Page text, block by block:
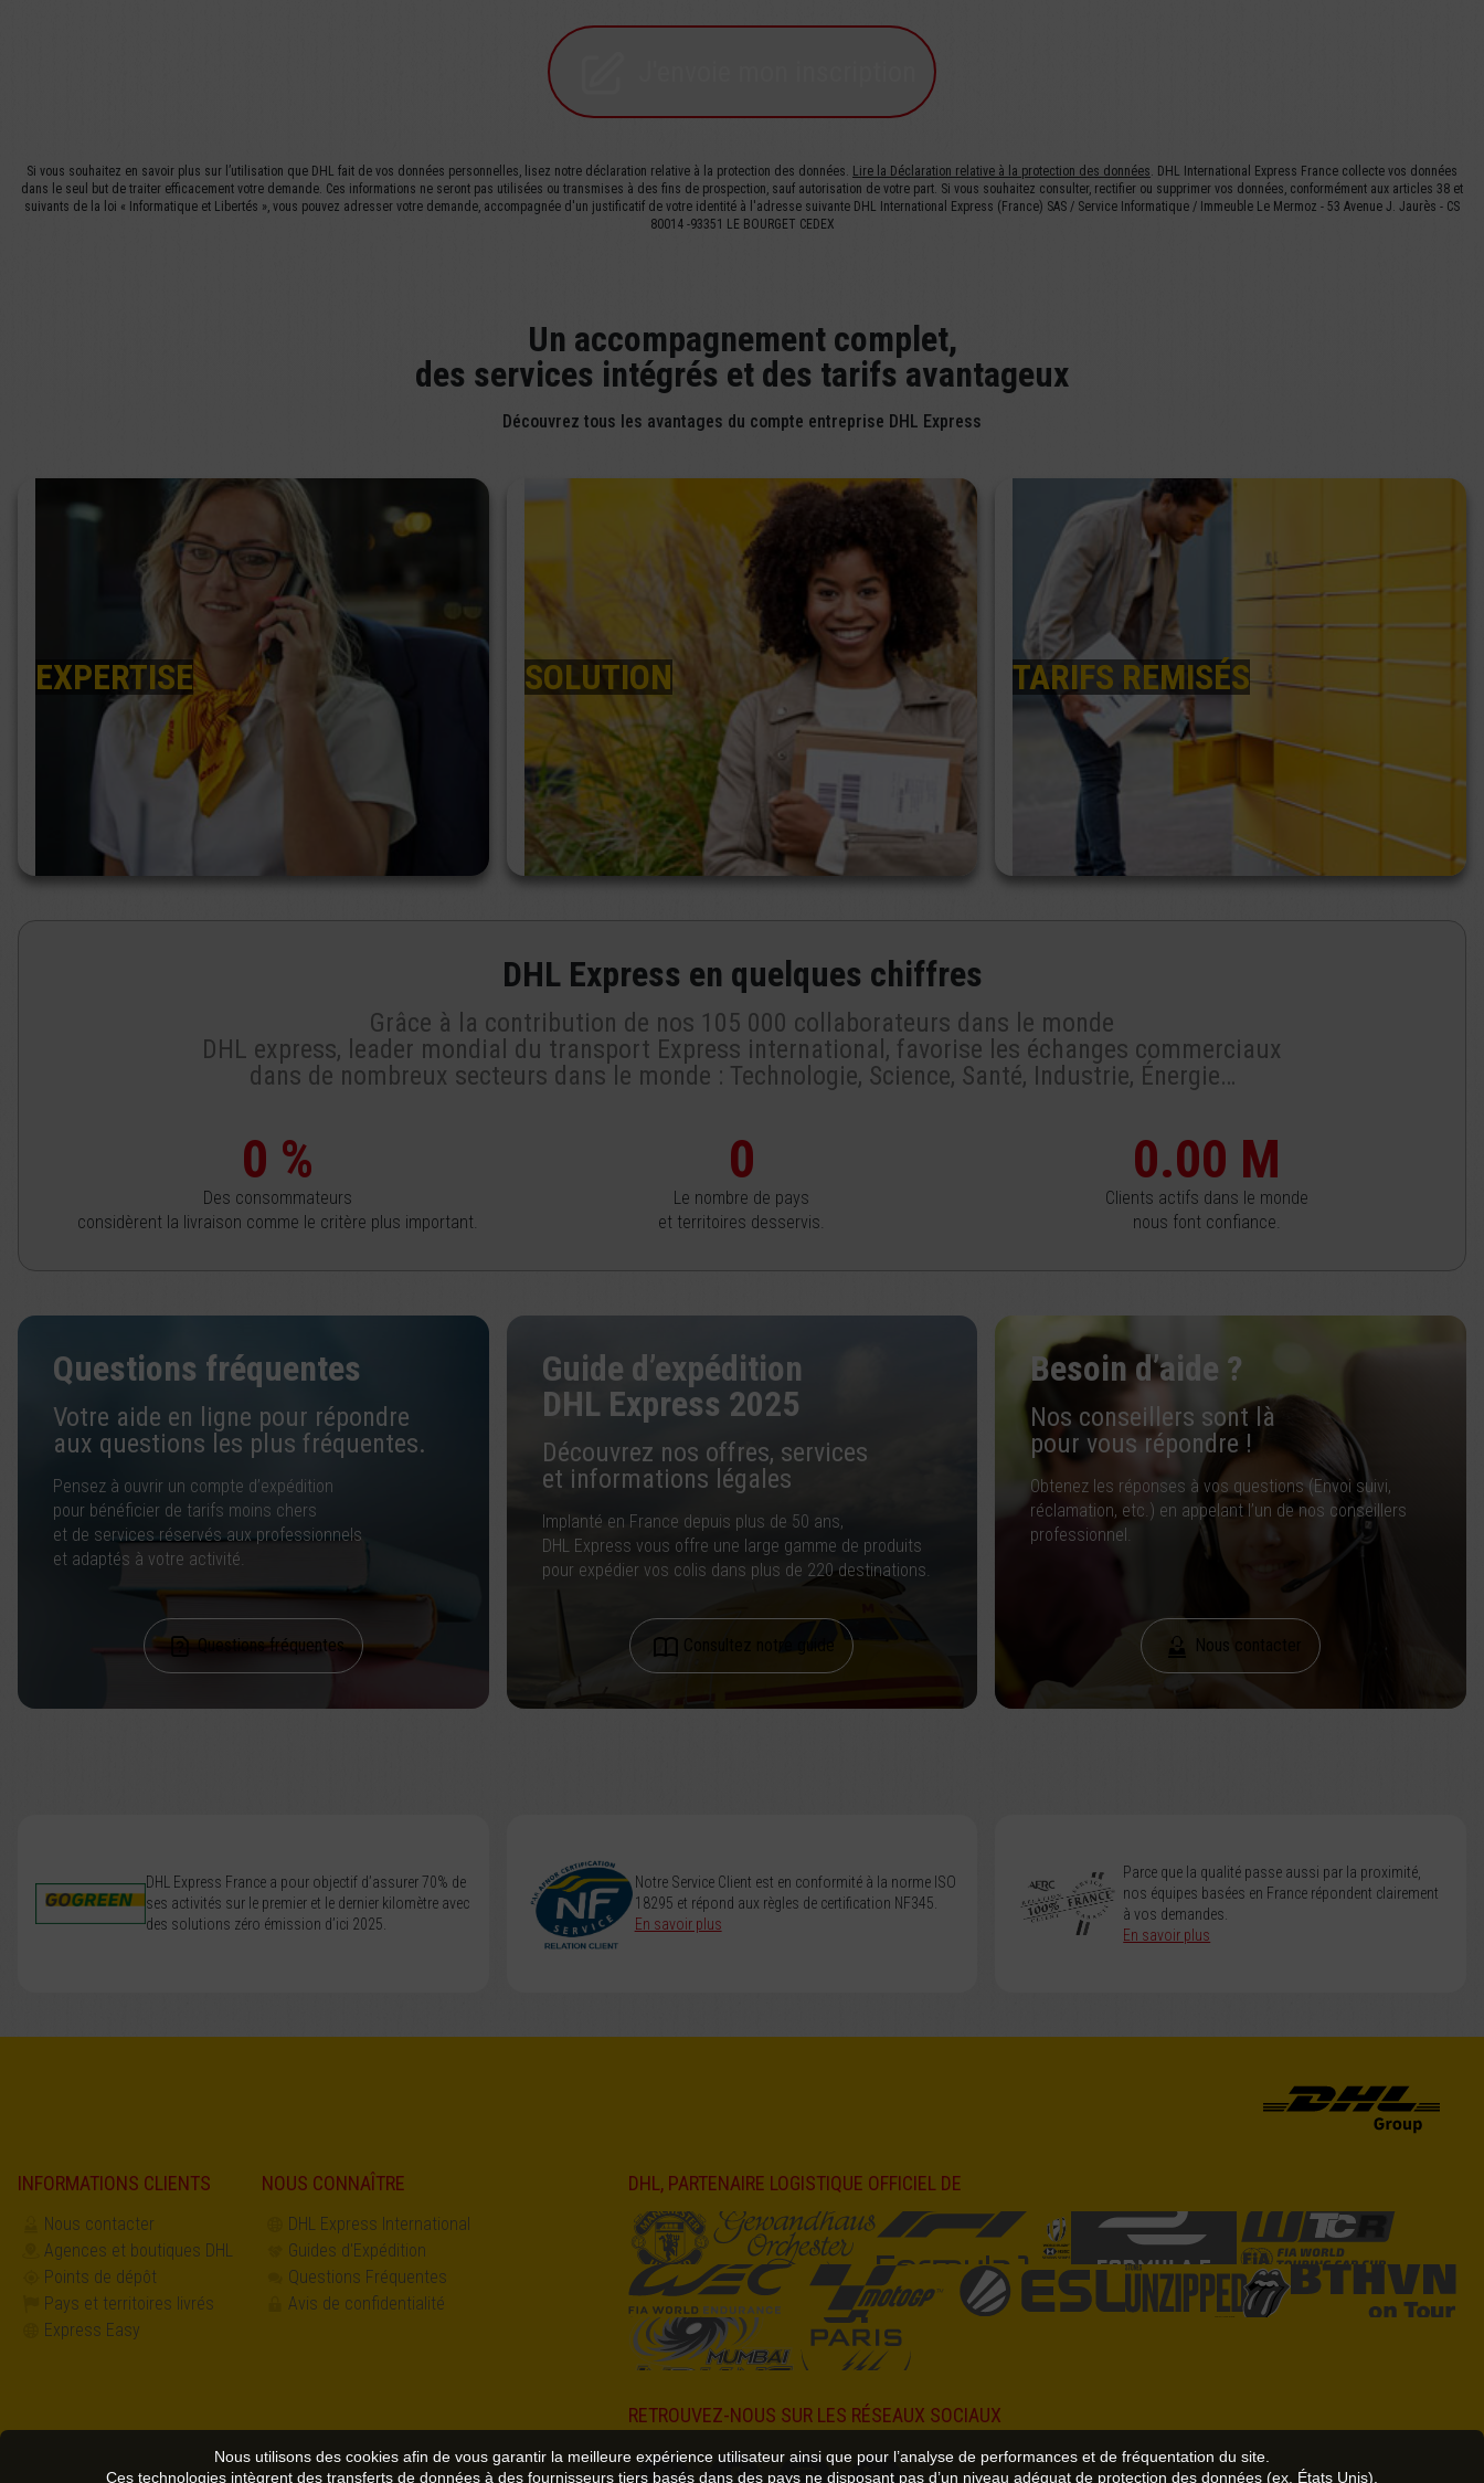
Si vous souhaitez en savoir plus sur l’utilisation que DHL fait de vos données personnelles, lisez notre déclaration relative à la protection des données. Lire la Déclaration relative à la protection des données. DHL International Express France collecte vos données
dans le seul but de traiter efficacement votre demande. Ces informations ne seront pas utilisées ou transmises à des fins de prospection, sauf autorisation de votre part. Si vous souhaitez consulter, rectifier ou supprimer vos données, conformément aux articles 38 et
suivants de la loi « Informatique et Libertés », vous pouvez adresser votre demande, accompagnée d'un justificatif de votre identité à l'adresse suivante DHL International Express (France) SAS / Service Informatique / Immeuble Le Mermoz - 53 Avenue J. Jaurès - CS
80014 -93351 LE BOURGET CEDEX
Un accompagnement complet,
des services intégrés et des tarifs avantageux
Découvrez tous les avantages du compte entreprise DHL Express
EXPERTISE SOLUTION TARIFS REMISÉS
DHL Express en quelques chiffres
Grâce à la contribution de nos 105 000 collaborateurs dans le monde
DHL express, leader mondial du transport Express international, favorise les échanges commerciaux
dans de nombreux secteurs dans le monde : Technologie, Science, Santé, Industrie, Énergie…
%
Des consommateurs
considèrent la livraison comme le critère plus important.
Le nombre de pays
et territoires desservis.
M
Clients actifs dans le monde
nous font confiance.
Questions fréquentes
Votre aide en ligne pour répondre
aux questions les plus fréquentes.
Pensez à ouvrir un compte d’expédition
pour bénéficier de tarifs moins chers
et de services réservés aux professionnels
et adaptés à votre activité.
Questions fréquentes
Guide d’expédition
DHL Express 2025
Découvrez nos offres, services
et informations légales
Implanté en France depuis plus de 50 ans,
DHL Express vous offre une large gamme de produits
pour expédier vos colis dans plus de 220 destinations.
Consultez notre guide
Besoin d’aide ?
Nos conseillers sont là
pour vous répondre !
Obtenez les réponses à vos questions (Envoi suivi,
réclamation, etc.) en appelant l’un de nos conseillers
professionnel.
Nous contacter
DHL Express France a pour objectif d’assurer 70% de
ses activités sur le premier et le dernier kilomètre avec
des solutions zéro émission d’ici 2025.
Notre Service Client est en conformité à la norme ISO
18295 et répond aux règles de certification NF345.
En savoir plus
Parce que la qualité passe aussi par la proximité,
nos équipes basées en France répondent clairement
à vos demandes.
En savoir plus
INFORMATIONS CLIENTS
Nous contacter
Agences et boutiques DHL
Points de dépôt
Pays et territoires livrés
Express Easy
NOUS CONNAÎTRE
DHL Express International
Guides d'Expédition
Questions Fréquentes
Avis de confidentialité
DHL, PARTENAIRE LOGISTIQUE OFFICIEL DE
RETROUVEZ-NOUS SUR LES RÉSEAUX SOCIAUX
Nous utilisons des cookies afin de vous garantir la meilleure expérience utilisateur ainsi que pour l’analyse de performances et de fréquentation du site.
Ces technologies intègrent des transferts de données à des fournisseurs tiers basés dans des pays ne disposant pas d’un niveau adéquat de protection des données (ex. États Unis).